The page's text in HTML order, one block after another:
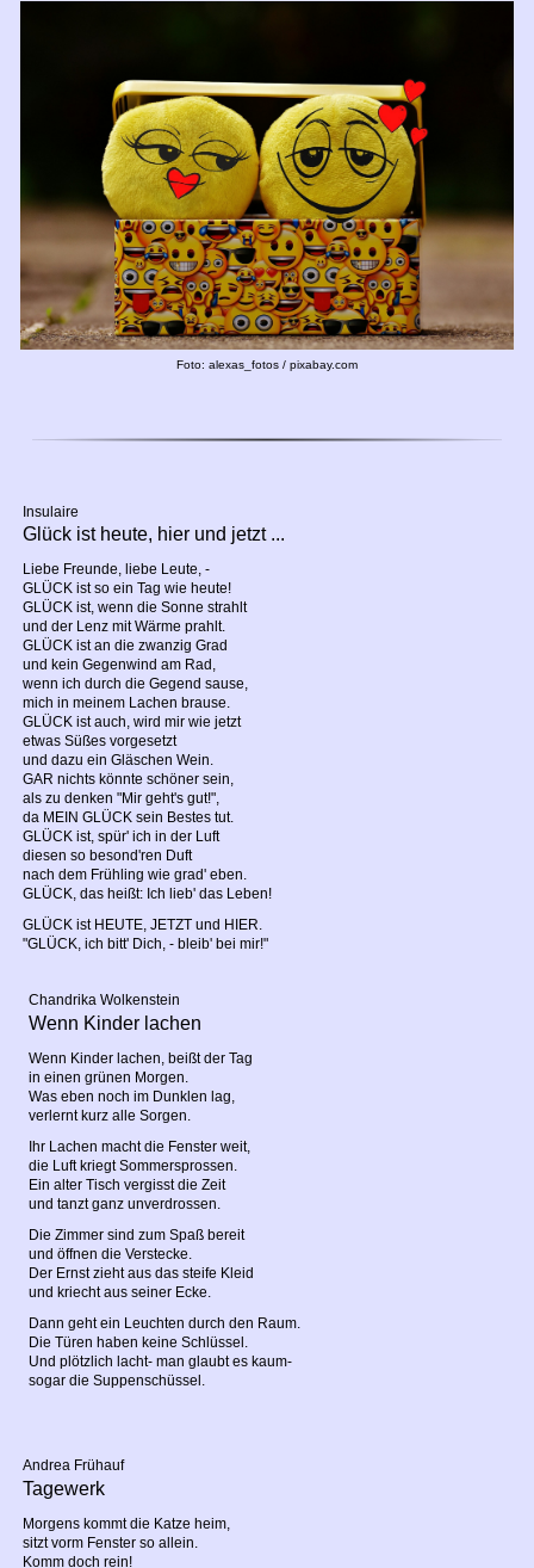
Foto: alexas_fotos / pixabay.com
Insulaire
Glück ist heute, hier und jetzt ...
Liebe Freunde, liebe Leute, -
GLÜCK ist so ein Tag wie heute!
GLÜCK ist, wenn die Sonne strahlt
und der Lenz mit Wärme prahlt.
GLÜCK ist an die zwanzig Grad
und kein Gegenwind am Rad,
wenn ich durch die Gegend sause,
mich in meinem Lachen brause.
GLÜCK ist auch, wird mir wie jetzt
etwas Süßes vorgesetzt
und dazu ein Gläschen Wein.
GAR nichts könnte schöner sein,
als zu denken "Mir geht's gut!",
da MEIN GLÜCK sein Bestes tut.
GLÜCK ist, spür' ich in der Luft
diesen so besond'ren Duft
nach dem Frühling wie grad' eben.
GLÜCK, das heißt: Ich lieb' das Leben!
GLÜCK ist HEUTE, JETZT und HIER.
"GLÜCK, ich bitt' Dich, - bleib' bei mir!"
Chandrika Wolkenstein
Wenn Kinder lachen
Wenn Kinder lachen, beißt der Tag
in einen grünen Morgen.
Was eben noch im Dunklen lag,
verlernt kurz alle Sorgen.
Ihr Lachen macht die Fenster weit,
die Luft kriegt Sommersprossen.
Ein alter Tisch vergisst die Zeit
und tanzt ganz unverdrossen.
Die Zimmer sind zum Spaß bereit
und öffnen die Verstecke.
Der Ernst zieht aus das steife Kleid
und kriecht aus seiner Ecke.
Dann geht ein Leuchten durch den Raum.
Die Türen haben keine Schlüssel.
Und plötzlich lacht- man glaubt es kaum-
sogar die Suppenschüssel.
Andrea Frühauf
Tagewerk
Morgens kommt die Katze heim,
sitzt vorm Fenster so allein.
Komm doch rein!